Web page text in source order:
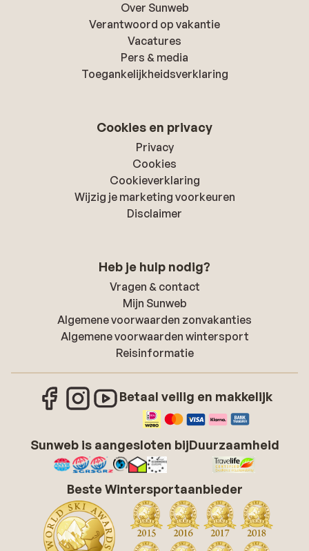
Over Sunweb
Verantwoord op vakantie
Vacatures
Pers & media
Toegankelijkheidsverklaring
Cookies en privacy
Privacy
Cookies
Cookieverklaring
Wijzig je marketing voorkeuren
Disclaimer
Heb je hulp nodig?
Vragen & contact
Mijn Sunweb
Algemene voorwaarden zonvakanties
Algemene voorwaarden wintersport
Reisinformatie
Betaal veilig en makkelijk
Sunweb is aangesloten bijDuurzaamheid
Beste Wintersportaanbieder